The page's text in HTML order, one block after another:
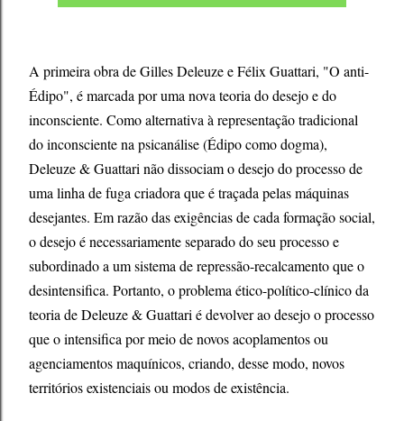
A primeira obra de Gilles Deleuze e Félix Guattari, "O anti-
Édipo", é marcada por uma nova teoria do desejo e do
inconsciente. Como alternativa à representação tradicional
do inconsciente na psicanálise (Édipo como dogma),
Deleuze & Guattari não dissociam o desejo do processo de
uma linha de fuga criadora que é traçada pelas máquinas
desejantes. Em razão das exigências de cada formação social,
o desejo é necessariamente separado do seu processo e
subordinado a um sistema de repressão-recalcamento que o
desintensifica. Portanto, o problema ético-político-clínico da
teoria de Deleuze & Guattari é devolver ao desejo o processo
que o intensifica por meio de novos acoplamentos ou
agenciamentos maquínicos, criando, desse modo, novos
territórios existenciais ou modos de existência.